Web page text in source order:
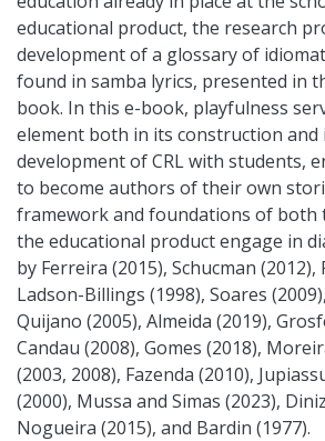
educational product, the research
development of a glossary of
found in samba lyrics, presented in
book. In this e-book, playfulness
element both in its construction and
development of CRL with students,
to become authors of their own
framework and foundations of both
the educational product engage in
by Ferreira (2015), Schucman (2012),
Ladson-Billings (1998), Soares
Quijano (2005), Almeida (2019),
Candau (2008), Gomes (2018),
(2003, 2008), Fazenda (2010),
(2000), Mussa and Simas (2023),
Nogueira (2015), and Bardin (1977).